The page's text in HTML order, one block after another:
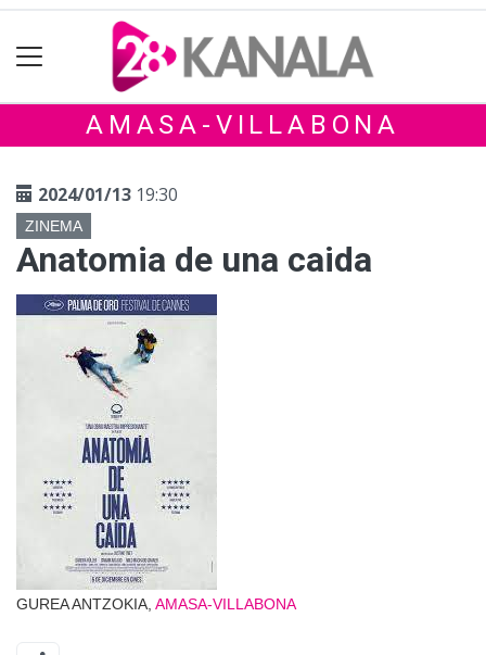
AMASA-VILLABONA
2024/01/13 19:30
ZINEMA
Anatomia de una caida
GUREA ANTZOKIA, AMASA-VILLABONA